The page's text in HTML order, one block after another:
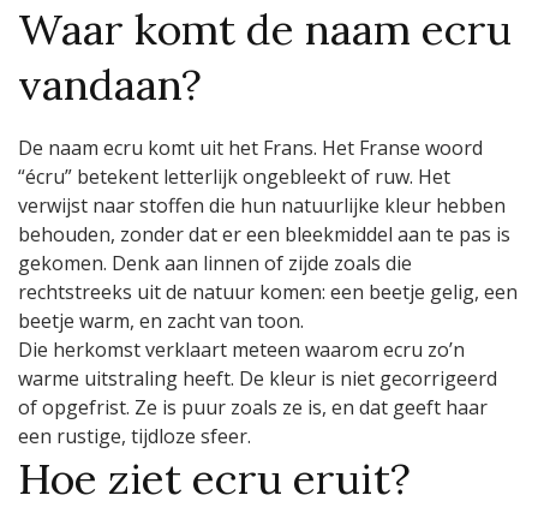
Waar komt de naam ecru
vandaan?
De naam ecru komt uit het Frans. Het Franse woord
“écru” betekent letterlijk ongebleekt of ruw. Het
verwijst naar stoffen die hun natuurlijke kleur hebben
behouden, zonder dat er een bleekmiddel aan te pas is
gekomen. Denk aan linnen of zijde zoals die
rechtstreeks uit de natuur komen: een beetje gelig, een
beetje warm, en zacht van toon.
Die herkomst verklaart meteen waarom ecru zo’n
warme uitstraling heeft. De kleur is niet gecorrigeerd
of opgefrist. Ze is puur zoals ze is, en dat geeft haar
een rustige, tijdloze sfeer.
Hoe ziet ecru eruit?